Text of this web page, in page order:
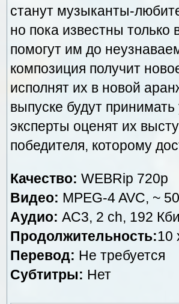
станут музыканты-
но пока известны только
помогут им до
композиция получит
исполнят их в новой
выпуске будут
эксперты оценят их
победителя, которому
Качество: WEBRip 720p
Видео: MPEG-4 AVC, ~
Аудио: AC3, 2 ch, 192
Продолжительность:10
Перевод: Не требуется
Субтитры: Нет